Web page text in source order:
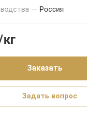
— Россия
Заказать
Задать вопрос